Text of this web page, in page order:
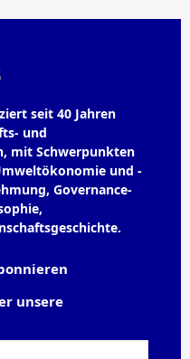
seit 40 Jahren
und
mit Schwerpunkten
und -
Governance-
unsere